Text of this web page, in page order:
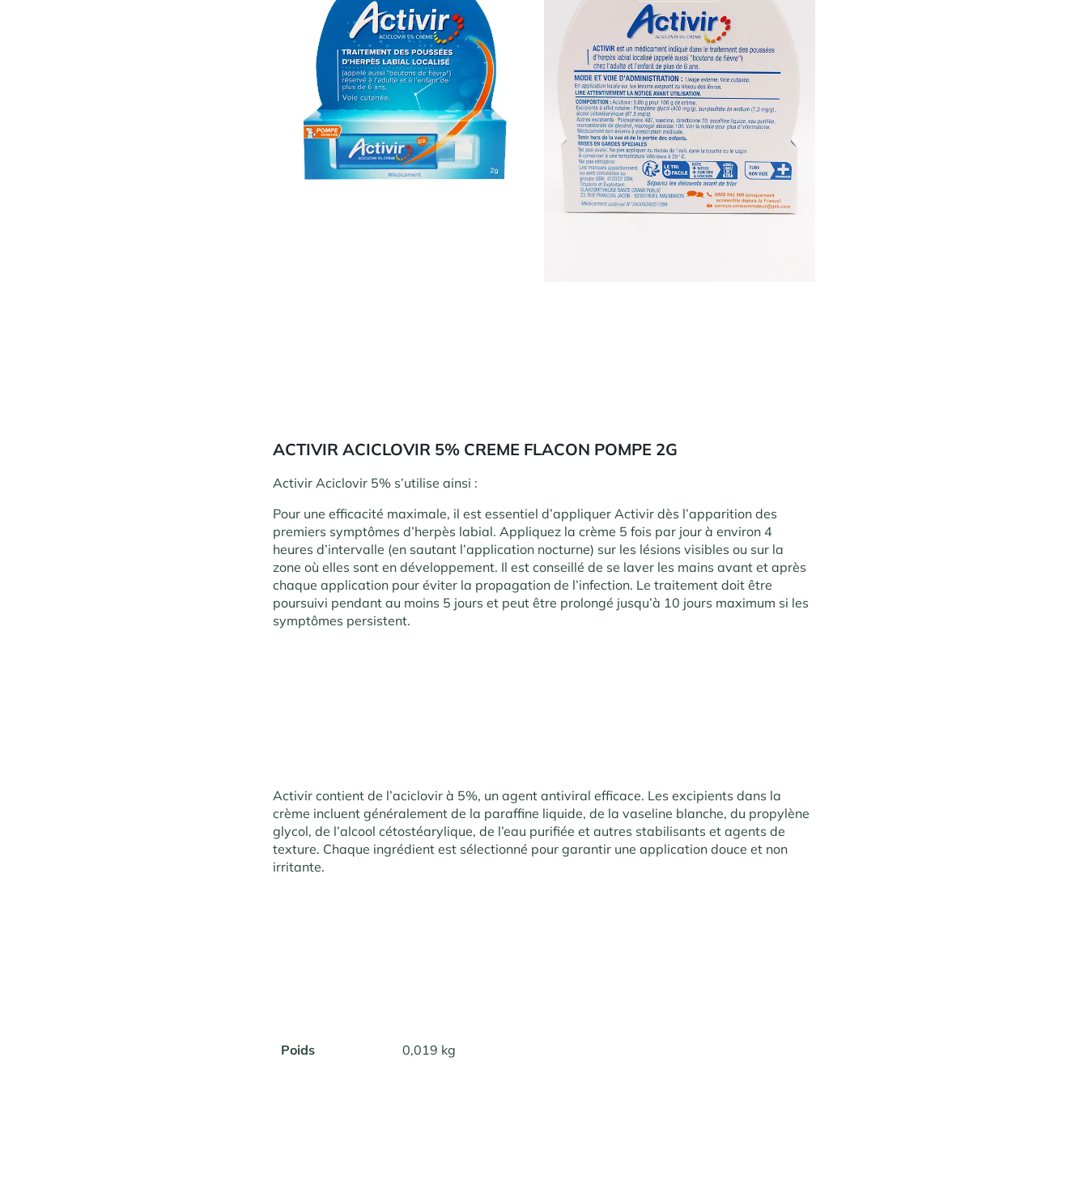
ACTIVIR ACICLOVIR 5% CREME FLACON POMPE 2G
Activir Aciclovir 5% s’utilise ainsi :
Pour une efficacité maximale, il est essentiel d’appliquer Activir dès l’apparition des
premiers symptômes d’herpès labial. Appliquez la crème 5 fois par jour à environ 4
heures d’intervalle (en sautant l’application nocturne) sur les lésions visibles ou sur la
zone où elles sont en développement. Il est conseillé de se laver les mains avant et après
chaque application pour éviter la propagation de l’infection. Le traitement doit être
poursuivi pendant au moins 5 jours et peut être prolongé jusqu’à 10 jours maximum si les
symptômes persistent.
Activir contient de l’aciclovir à 5%, un agent antiviral efficace. Les excipients dans la
crème incluent généralement de la paraffine liquide, de la vaseline blanche, du propylène
glycol, de l’alcool cétostéarylique, de l’eau purifiée et autres stabilisants et agents de
texture. Chaque ingrédient est sélectionné pour garantir une application douce et non
irritante.
Poids 0,019 kg